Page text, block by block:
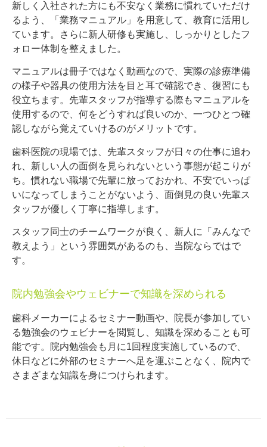
新しく入社された方にも不安なく業務に慣れていただけ
るよう、「業務マニュアル」を用意して、教育に活用し
ています。さらに新人研修も実施し、しっかりとしたフ
ォロー体制を整えました。
マニュアルは冊子ではなく動画なので、実際の診療準備
の様子や器具の使用方法を目と耳で確認でき、復習にも
役立ちます。先輩スタッフが指導する際もマニュアルを
使用するので、何をどうすれば良いのか、一つひとつ確
認しながら覚えていけるのがメリットです。
歯科医院の現場では、先輩スタッフが日々の仕事に追わ
れ、新しい人の面倒を見られないという事態が起こりが
ち。慣れない職場で先輩に放っておかれ、不安でいっぱ
いになってしまうことがないよう、面倒見の良い先輩ス
タッフが優しく丁寧に指導します。
スタッフ同士のチームワークが良く、新人に「みんなで
教えよう」という雰囲気があるのも、当院ならではで
す。
院内勉強会やウェビナーで知識を深められる
歯科メーカーによるセミナー動画や、院長が参加してい
る勉強会のウェビナーを閲覧し、知識を深めることも可
能です。院内勉強会も月に1回程度実施しているので、
休日などに外部のセミナーへ足を運ぶことなく、院内で
さまざまな知識を身につけられます。